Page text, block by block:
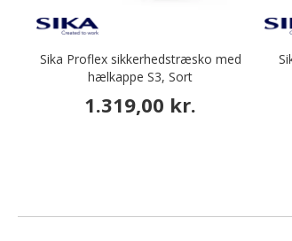
Sika Proflex sikkerhedstræsko med
hælkappe S3, Sort
1.319,00 kr.